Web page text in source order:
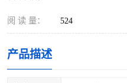
阅 读 量： 524
产品描述